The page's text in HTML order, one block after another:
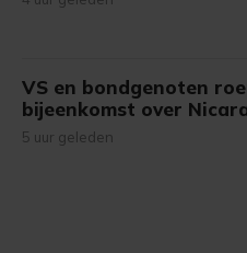
VS en bondgenoten
bijeenkomst over
5 uur geleden